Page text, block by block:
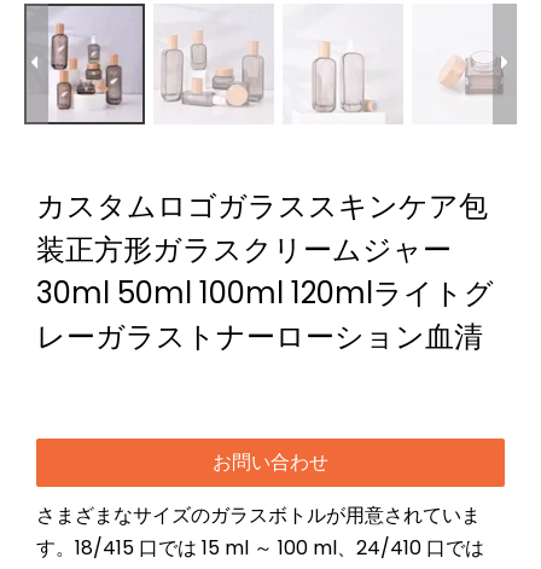
カスタムロゴガラススキンケア包
装正方形ガラスクリームジャー
30ml 50ml 100ml 120mlライトグ
レーガラストナーローション血清
お問い合わせ
さまざまなサイズのガラスボトルが用意されていま
す。18/415 口では 15 ml ～ 100 ml、24/410 口では